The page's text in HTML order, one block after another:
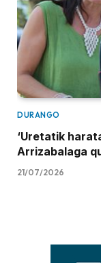
DURANGO
‘Uretatik
Arrizabalaga
21/07/2026